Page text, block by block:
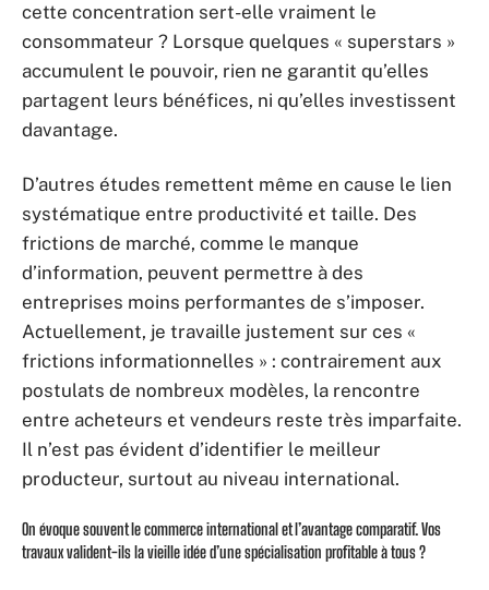
cette concentration sert-elle vraiment le
consommateur ? Lorsque quelques « superstars »
accumulent le pouvoir, rien ne garantit qu’elles
partagent leurs bénéfices, ni qu’elles investissent
davantage.
D’autres études remettent même en cause le lien
systématique entre productivité et taille. Des
frictions de marché, comme le manque
d’information, peuvent permettre à des
entreprises moins performantes de s’imposer.
Actuellement, je travaille justement sur ces «
frictions informationnelles » : contrairement aux
postulats de nombreux modèles, la rencontre
entre acheteurs et vendeurs reste très imparfaite.
Il n’est pas évident d’identifier le meilleur
producteur, surtout au niveau international.
On évoque souvent le commerce international et l’avantage comparatif. Vos
travaux valident-ils la vieille idée d’une spécialisation profitable à tous ?